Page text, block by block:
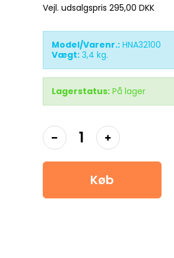
Vejl. udsalgspris 295,00 DKK
Model/Varenr.: HNA32100
Vægt: 3,4 kg.
Lagerstatus: På lager
Køb